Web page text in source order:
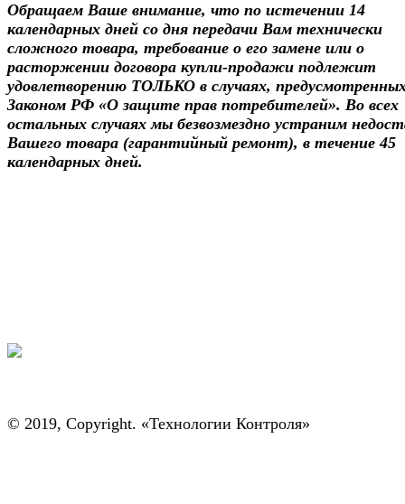
Обращаем Ваше внимание, что по истечении 14
календарных дней со дня передачи Вам технически
сложного товара, требование о его замене или о
расторжении договора купли-продажи подлежит
удовлетворению ТОЛЬКО в случаях,
Законом РФ «О защите прав потребителей». Во всех
остальных случаях мы безвозмездно устраним
Вашего товара (гарантийный ремонт), в течение 45
календарных дней.
© 2019, Copyright. «Технологии Контроля»